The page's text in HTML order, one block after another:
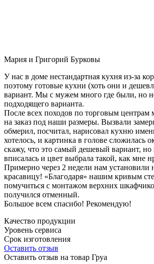
Мария и Григорий Бурковы
У нас в доме нестандартная кухня из-за
поэтому готовые кухни (хоть они и
вариант. Мы с мужем много где были, но
подходящего варианта.
После всех походов по торговым центрам
на заказ под наши размеры. Вызвали
обмерил, посчитал, нарисовал кухню
хотелось, и картинка в голове сложилась
скажу, что это самый дешевый вариант, но
вписалась и цвет выбрала такой, как мне
Примерно через 2 недели нам
красавицу! «Благодаря» нашим кривым
помучиться с монтажом верхних
получился отменный.
Большое всем спасибо! Рекомендую!
Качество продукции
Уровень сервиса
Срок изготовления
Оставить отзыв
Оставить отзыв на товар Груа